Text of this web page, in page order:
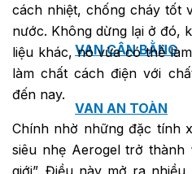
VAN CÂN BẰNG
VAN AN TOÀN
cách nhiệt, chống cháy tốt
nước. Không dừng lại ở đó,
liệu khác, nó vừa có thể
làm chất cách điện với
đến nay.
Chính nhờ những đặc tính
siêu nhẹ Aerogel trở
giới”. Điều này mở ra